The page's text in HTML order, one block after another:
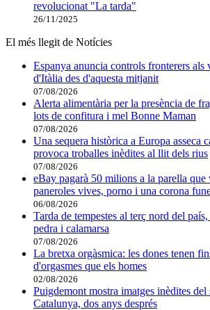
revolucionat "La tarda"
26/11/2025
El més llegit de Notícies
Espanya anuncia controls fronterers als
d'Itàlia des d'aquesta mitjanit
07/08/2026
Alerta alimentària per la presència de
lots de confitura i mel Bonne Maman
07/08/2026
Una sequera històrica a Europa asseca
provoca troballes inèdites al llit dels rius
07/08/2026
eBay pagarà 50 milions a la parella que
paneroles vives, porno i una corona
06/08/2026
Tarda de tempestes al terç nord del
pedra i calamarsa
07/08/2026
La bretxa orgàsmica: les dones tenen
d'orgasmes que els homes
02/08/2026
Puigdemont mostra imatges inèdites del
Catalunya, dos anys després